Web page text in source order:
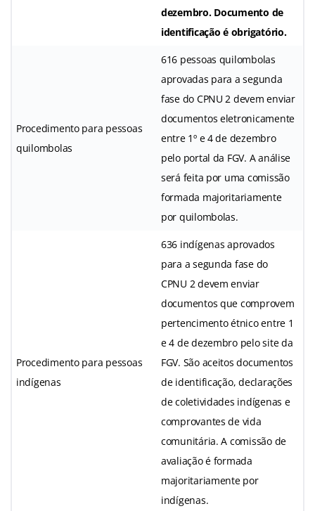
dezembro. Documento de
identificação é obrigatório.
Procedimento para pessoas
quilombolas
616 pessoas quilombolas
aprovadas para a segunda
fase do CPNU 2 devem enviar
documentos eletronicamente
entre 1º e 4 de dezembro
pelo portal da FGV. A análise
será feita por uma comissão
formada majoritariamente
por quilombolas.
Procedimento para pessoas
indígenas
636 indígenas aprovados
para a segunda fase do
CPNU 2 devem enviar
documentos que comprovem
pertencimento étnico entre 1
e 4 de dezembro pelo site da
FGV. São aceitos documentos
de identificação, declarações
de coletividades indígenas e
comprovantes de vida
comunitária. A comissão de
avaliação é formada
majoritariamente por
indígenas.